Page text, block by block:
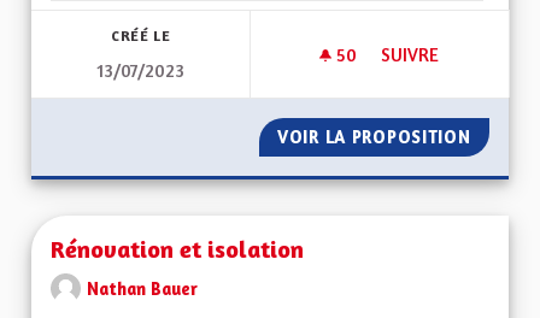
CRÉÉ LE
13/07/2023
50 50 ABONNÉS
SUIVRE
VOIR LA PROPOSITION
Rénovation et isolation
Nathan Bauer